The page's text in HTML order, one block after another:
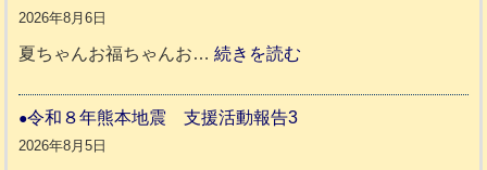
2
援
2026年8月6日
夏ちゃんお福ちゃんお…続きを読む
令和８年熊本地震 支援活動報告3
2026年8月5日